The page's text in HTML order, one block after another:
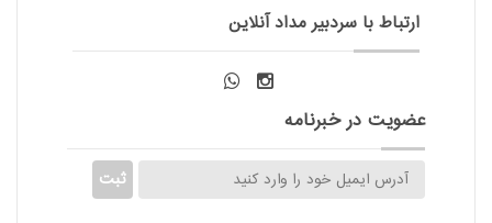
ارتباط با سردبیر مداد آنلاین
عضویت در خبرنامه